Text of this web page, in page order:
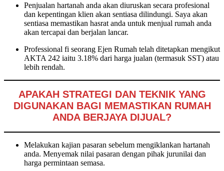
Penjualan hartanah anda akan diuruskan secara profesional
dan kepentingan klien akan sentiasa dilindungi. Saya akan
sentiasa memastikan hasrat anda untuk menjual rumah anda
akan tercapai dan berjalan lancar.
Professional fi seorang Ejen Rumah telah ditetapkan mengikut
AKTA 242 iaitu 3.18% dari harga jualan (termasuk SST) atau
lebih rendah.
APAKAH STRATEGI DAN TEKNIK YANG
DIGUNAKAN BAGI MEMASTIKAN RUMAH
ANDA BERJAYA DIJUAL?
Melakukan kajian pasaran sebelum mengiklankan hartanah
anda. Menyemak nilai pasaran dengan pihak jurunilai dan
harga permintaan semasa.